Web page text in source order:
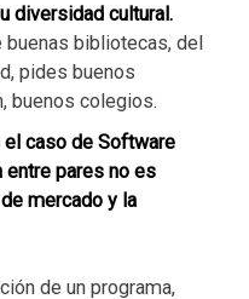
diversidad cultural.
buenas bibliotecas, del
pides buenos
buenos colegios.
caso de Software
entre pares no es
mercado y la
de un programa,